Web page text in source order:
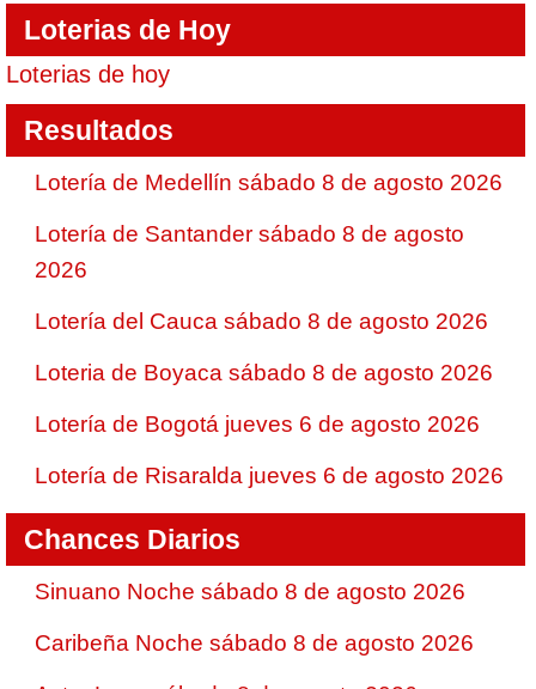
Loterias de Hoy
Loterias de hoy
Resultados
Lotería de Medellín sábado 8 de agosto 2026
Lotería de Santander sábado 8 de agosto
2026
Lotería del Cauca sábado 8 de agosto 2026
Loteria de Boyaca sábado 8 de agosto 2026
Lotería de Bogotá jueves 6 de agosto 2026
Lotería de Risaralda jueves 6 de agosto 2026
Chances Diarios
Sinuano Noche sábado 8 de agosto 2026
Caribeña Noche sábado 8 de agosto 2026